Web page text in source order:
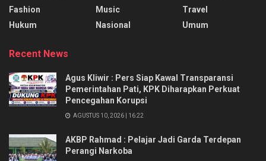
Fashion
Hukum
Music
Nasional
Travel
Umum
Recent News
Agus Kliwir : Pers Siap Kawal Transparansi
Pemerintahan Pati, KPK Diharapkan Perkuat
Pencegahan Korupsi
AGUSTUS 10, 2026 | 16:22
AKBP Rahmad : Pelajar Jadi Garda Terdepan
Perangi Narkoba